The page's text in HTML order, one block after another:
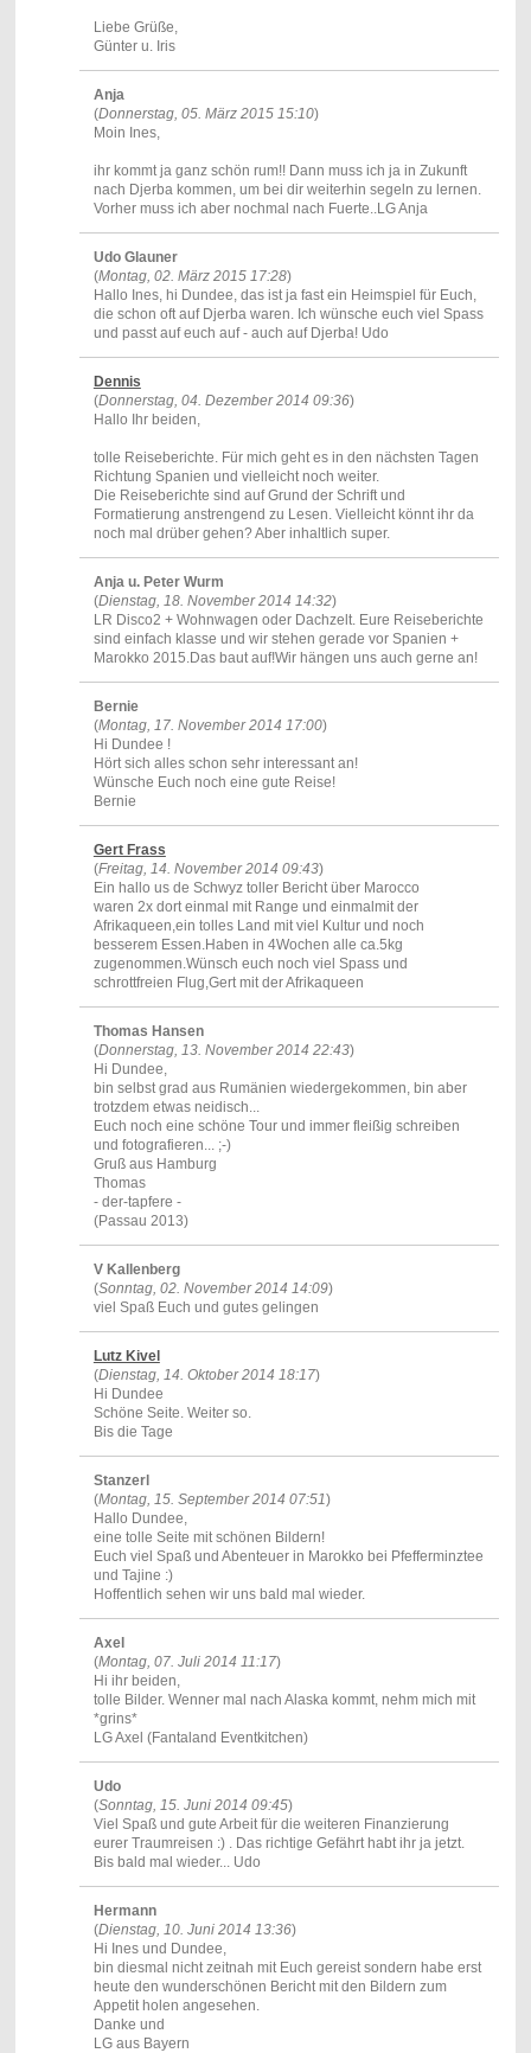
Liebe Grüße,
Günter u. Iris
Anja
(Donnerstag, 05. März 2015 15:10)
Moin Ines,
ihr kommt ja ganz schön rum!! Dann muss ich ja in Zukunft
nach Djerba kommen, um bei dir weiterhin segeln zu lernen.
Vorher muss ich aber nochmal nach Fuerte..LG Anja
Udo Glauner
(Montag, 02. März 2015 17:28)
Hallo Ines, hi Dundee, das ist ja fast ein Heimspiel für Euch,
die schon oft auf Djerba waren. Ich wünsche euch viel Spass
und passt auf euch auf - auch auf Djerba! Udo
Dennis
(Donnerstag, 04. Dezember 2014 09:36)
Hallo Ihr beiden,
tolle Reiseberichte. Für mich geht es in den nächsten Tagen
Richtung Spanien und vielleicht noch weiter.
Die Reiseberichte sind auf Grund der Schrift und
Formatierung anstrengend zu Lesen. Vielleicht könnt ihr da
noch mal drüber gehen? Aber inhaltlich super.
Anja u. Peter Wurm
(Dienstag, 18. November 2014 14:32)
LR Disco2 + Wohnwagen oder Dachzelt. Eure Reiseberichte
sind einfach klasse und wir stehen gerade vor Spanien +
Marokko 2015.Das baut auf!Wir hängen uns auch gerne an!
Bernie
(Montag, 17. November 2014 17:00)
Hi Dundee !
Hört sich alles schon sehr interessant an!
Wünsche Euch noch eine gute Reise!
Bernie
Gert Frass
(Freitag, 14. November 2014 09:43)
Ein hallo us de Schwyz toller Bericht über Marocco
waren 2x dort einmal mit Range und einmalmit der
Afrikaqueen,ein tolles Land mit viel Kultur und noch
besserem Essen.Haben in 4Wochen alle ca.5kg
zugenommen.Wünsch euch noch viel Spass und
schrottfreien Flug,Gert mit der Afrikaqueen
Thomas Hansen
(Donnerstag, 13. November 2014 22:43)
Hi Dundee,
bin selbst grad aus Rumänien wiedergekommen, bin aber
trotzdem etwas neidisch...
Euch noch eine schöne Tour und immer fleißig schreiben
und fotografieren... ;-)
Gruß aus Hamburg
Thomas
- der-tapfere -
(Passau 2013)
V Kallenberg
(Sonntag, 02. November 2014 14:09)
viel Spaß Euch und gutes gelingen
Lutz Kivel
(Dienstag, 14. Oktober 2014 18:17)
Hi Dundee
Schöne Seite. Weiter so.
Bis die Tage
Stanzerl
(Montag, 15. September 2014 07:51)
Hallo Dundee,
eine tolle Seite mit schönen Bildern!
Euch viel Spaß und Abenteuer in Marokko bei Pfefferminztee
und Tajine :)
Hoffentlich sehen wir uns bald mal wieder.
Axel
(Montag, 07. Juli 2014 11:17)
Hi ihr beiden,
tolle Bilder. Wenner mal nach Alaska kommt, nehm mich mit
*grins*
LG Axel (Fantaland Eventkitchen)
Udo
(Sonntag, 15. Juni 2014 09:45)
Viel Spaß und gute Arbeit für die weiteren Finanzierung
eurer Traumreisen :) . Das richtige Gefährt habt ihr ja jetzt.
Bis bald mal wieder... Udo
Hermann
(Dienstag, 10. Juni 2014 13:36)
Hi Ines und Dundee,
bin diesmal nicht zeitnah mit Euch gereist sondern habe erst
heute den wunderschönen Bericht mit den Bildern zum
Appetit holen angesehen.
Danke und
LG aus Bayern